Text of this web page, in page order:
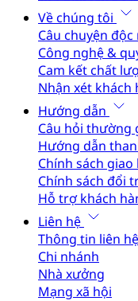
Về chúng tôi
Câu chuyện
Công nghệ &
Cam kết chất
Nhận xét khách
Hướng dẫn
Câu hỏi thường
Hướng dẫn
Chính sách giao
Chính sách đổi
Hỗ trợ khách
Liên hệ
Thông tin liên hệ
Chi nhánh
Nhà xưởng
Mạng xã hội